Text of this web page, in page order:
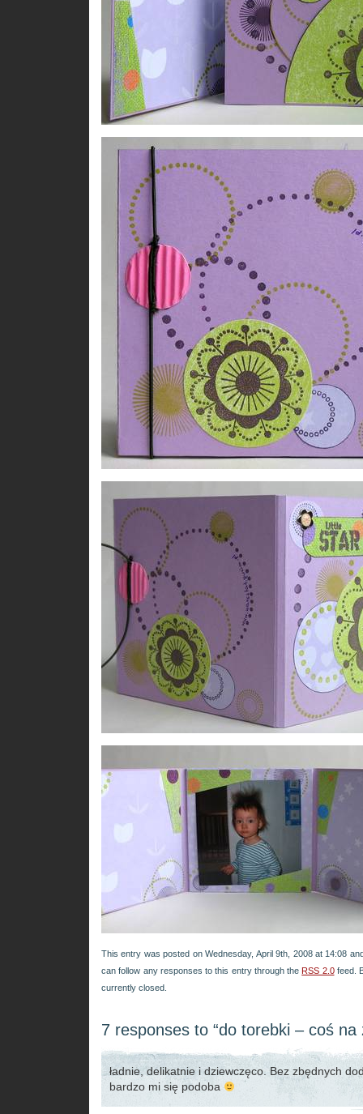
This entry was posted on Wednesday, April 9th, 2008 at 14:08
can follow any responses to this entry through the RSS 2.0feed.
currently closed.
7 responses to “do torebki – coś na
ładnie, delikatnie i dziewczęco. Bez zbędnych
bardzo mi się podoba